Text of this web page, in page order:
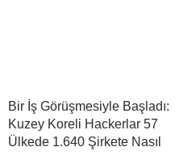
Bir İş Görüşmesiyle Başladı:
Kuzey Koreli Hackerlar 57
Ülkede 1.640 Şirkete Nasıl